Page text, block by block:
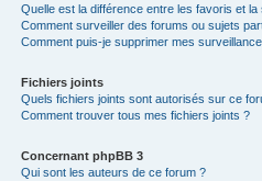
Quelle est la différence entre les favoris et la
Comment surveiller des forums ou sujets
Comment puis-je supprimer mes
Fichiers joints
Quels fichiers joints sont autorisés sur ce
Comment trouver tous mes fichiers joints ?
Concernant phpBB 3
Qui sont les auteurs de ce forum ?